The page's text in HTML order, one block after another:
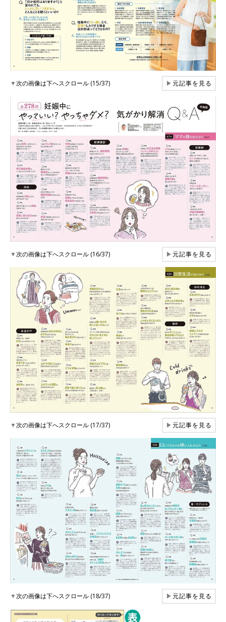
▼次の画像は下へスクロール (15/37) ▶元記事を見る
▼次の画像は下へスクロール (16/37) ▶元記事を見る
▼次の画像は下へスクロール (17/37) ▶元記事を見る
▼次の画像は下へスクロール (18/37) ▶元記事を見る